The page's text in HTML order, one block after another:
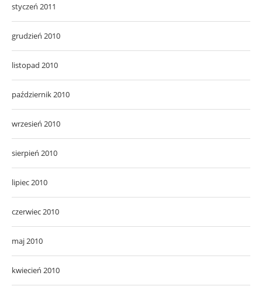
styczeń 2011
grudzień 2010
listopad 2010
październik 2010
wrzesień 2010
sierpień 2010
lipiec 2010
czerwiec 2010
maj 2010
kwiecień 2010